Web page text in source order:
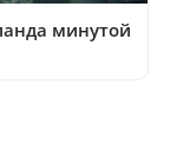
минутой